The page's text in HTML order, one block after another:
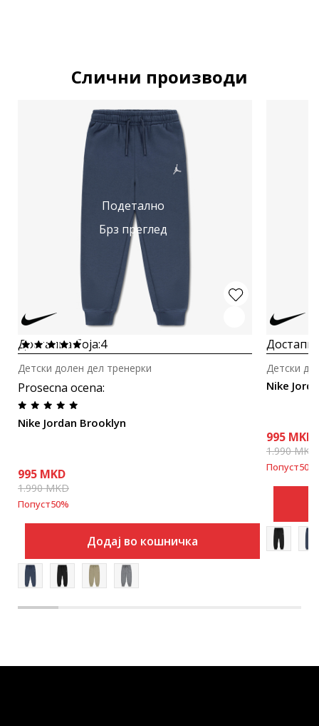
Слични производи
Подетално
Брз преглед
Достапна боја:4
Prosecna ocena:
Nike Jordan Brooklyn
Детски долен дел тренерки
995 MKD
1.990MKD
Попуст50%
Додај во кошничка
Nike
Детски
995 MKD
1.990MKD
Попуст50